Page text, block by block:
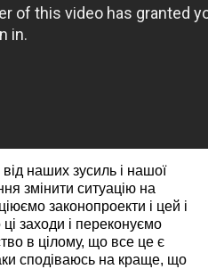
наших зусиль і нашої
змінити ситуацію на
законопроекти і цей і
заходи і переконуємо
в цілому, що все це є
сподіваюсь на краще, що